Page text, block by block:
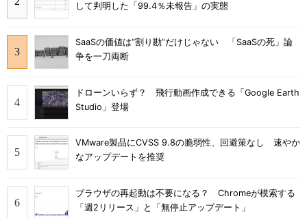
して判明した「99.4％未報告」の実態
SaaSの価値は“割り勘”だけじゃない 「SaaSの死」論
争を一刀両断
ドローンいらず？ 飛行動画作成できる「Google Earth
Studio」登場
VMware製品にCVSS 9.8の脆弱性、回避策なし 速やか
なアップデートを推奨
ブラウザの再起動は不要になる？ Chromeが模索する
「週2リリース」と「無停止アップデート」